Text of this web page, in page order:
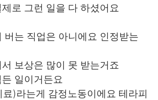
로 그런 일을 다 하셨어요
버는 직업은 아니에요 인정받는
보상은 많이 못 받는거죠
일이거든요
)라는게 감정노동이에요 테라피